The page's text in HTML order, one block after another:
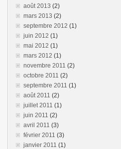
août 2013 (2)
mars 2013 (2)
septembre 2012 (1)
juin 2012 (1)
mai 2012 (1)
mars 2012 (1)
novembre 2011 (2)
octobre 2011 (2)
septembre 2011 (1)
août 2011 (2)
juillet 2011 (1)
juin 2011 (2)
avril 2011 (3)
février 2011 (3)
janvier 2011 (1)